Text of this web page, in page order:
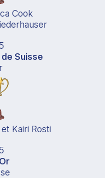
Cook
Suisse
Kairi Rosti